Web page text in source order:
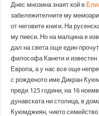
Днес мнозина знаят кой е
забележителните му мемоари
от неговите книги. На
му пиеси. Но на малцина е
дал на света още един
философа Канети и известен
Европа, а у нас все още
с рожденото име Дикран
преди 125 години, на 16
дунавската ни столица, в
Куюмджиян, чието